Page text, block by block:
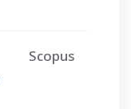
Scopus